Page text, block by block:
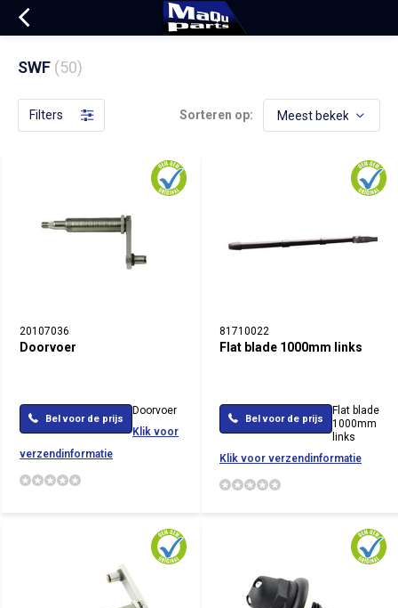
SWF (50)
Filters Sorteren op:
20107036
Doorvoer
Bel voor de prijs
Doorvoer
Klik voor
verzendinformatie
81710022
Flat blade 1000mm links
Bel voor de prijs
Flat blade
1000mm
links
Klik voor verzendinformatie